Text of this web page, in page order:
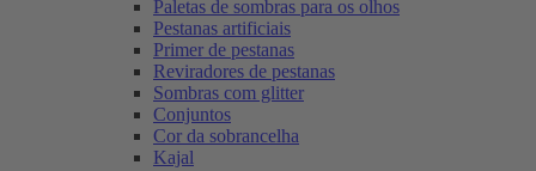
Paletas de sombras para os olhos
Pestanas artificiais
Primer de pestanas
Reviradores de pestanas
Sombras com glitter
Conjuntos
Cor da sobrancelha
Kajal